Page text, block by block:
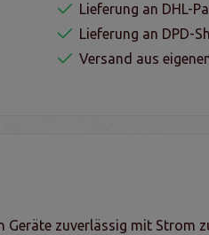
Lieferung an DHL-
Lieferung an DPD-
Versand aus
zuverlässig mit Strom